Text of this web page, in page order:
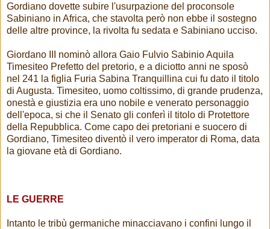
Gordiano dovette subire l'usurpazione del proconsole
Sabiniano in Africa, che stavolta però non ebbe il sostegno
delle altre province, la rivolta fu sedata e Sabiniano ucciso.
Giordano III nominò allora Gaio Fulvio Sabinio Aquila
Timesiteo Prefetto del pretorio, e a diciotto anni ne sposò
nel 241 la figlia Furia Sabina Tranquillina cui fu dato il titolo
di Augusta. Timesiteo, uomo coltissimo, di grande prudenza,
onestà e giustizia era uno nobile e venerato personaggio
dell'epoca, si che il Senato gli conferì il titolo di Protettore
della Repubblica. Come capo dei pretoriani e suocero di
Gordiano, Timesiteo diventò il vero imperator di Roma, data
la giovane età di Gordiano.
LE GUERRE
Intanto le tribù germaniche minacciavano i confini lungo il